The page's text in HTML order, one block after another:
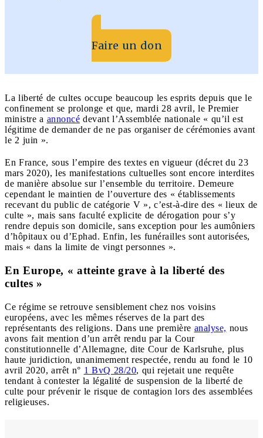
Faire un don
La liberté de cultes occupe beaucoup les esprits depuis que le
confinement se prolonge et que, mardi 28 avril, le Premier
ministre a annoncé devant l’Assemblée nationale « qu’il est
légitime de demander de ne pas organiser de cérémonies avant
le 2 juin ».
En France, sous l’empire des textes en vigueur (décret du 23
mars 2020), les manifestations cultuelles sont encore interdites
de manière absolue sur l’ensemble du territoire. Demeure
cependant le maintien de l’ouverture des « établissements
recevant du public de catégorie V », c’est-à-dire des « lieux de
culte », mais sans faculté explicite de dérogation pour s’y
rendre depuis son domicile, sans exception pour les aumôniers
d’hôpitaux ou d’Ephad. Enfin, les funérailles sont autorisées,
mais « dans la limite de vingt personnes ».
En Europe, « atteinte grave à la liberté des
cultes »
Ce régime se retrouve sensiblement chez nos voisins
européens, avec les mêmes réserves de la part des
représentants des religions. Dans une première analyse, nous
avons fait mention d’un arrêt rendu par la Cour
constitutionnelle d’Allemagne, dite Cour de Karlsruhe, plus
haute juridiction, unanimement respectée, rendu au fond le 10
avril 2020, arrêt n° 1 BvQ 28/20, qui rejetait une requête
tendant à contester la légalité de suspension de la liberté de
culte pour prévenir le risque de contagion lors des assemblées
religieuses.